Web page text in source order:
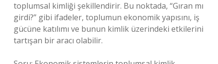
toplumsal kimliği şekillendirir. Bu noktada, “Gıran mı
girdi?” gibi ifadeler, toplumun ekonomik yapısını, iş
gücüne katılımı ve bunun kimlik üzerindeki etkilerini
tartışan bir aracı olabilir.